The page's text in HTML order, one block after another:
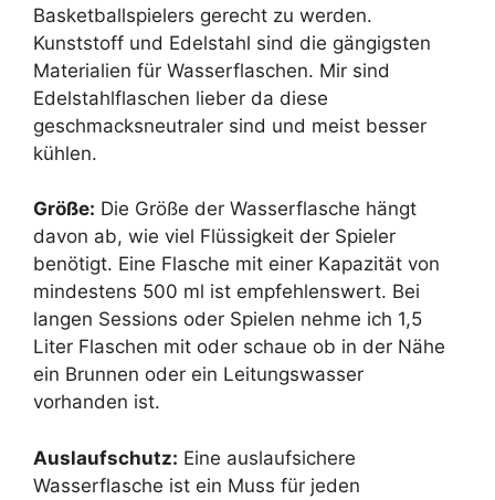
Basketballspielers gerecht zu werden.
Kunststoff und Edelstahl sind die gängigsten
Materialien für Wasserflaschen. Mir sind
Edelstahlflaschen lieber da diese
geschmacksneutraler sind und meist besser
kühlen.
Größe: Die Größe der Wasserflasche hängt
davon ab, wie viel Flüssigkeit der Spieler
benötigt. Eine Flasche mit einer Kapazität von
mindestens 500 ml ist empfehlenswert. Bei
langen Sessions oder Spielen nehme ich 1,5
Liter Flaschen mit oder schaue ob in der Nähe
ein Brunnen oder ein Leitungswasser
vorhanden ist.
Auslaufschutz: Eine auslaufsichere
Wasserflasche ist ein Muss für jeden